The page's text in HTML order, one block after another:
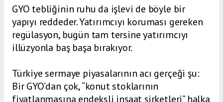
GYO tebliğinin ruhu da işlevi de böyle bir
yapıyı reddeder. Yatırımcıyı koruması gereken
regülasyon, bugün tam tersine yatırımcıyı
illüzyonla baş başa bırakıyor.
Türkiye sermaye piyasalarının acı gerçeği şu:
Bir GYO’dan çok, “konut stoklarının
fiyatlanmasına endeksli inşaat şirketleri” halka